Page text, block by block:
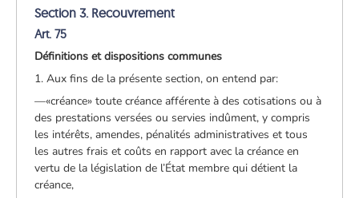
Section 3. Recouvrement
Art. 75
Définitions et dispositions communes
1. Aux fins de la présente section, on entend par:
—«créance» toute créance afférente à des cotisations ou à
des prestations versées ou servies indûment, y compris
les intérêts, amendes, pénalités administratives et tous
les autres frais et coûts en rapport avec la créance en
vertu de la législation de l’État membre qui détient la
créance,